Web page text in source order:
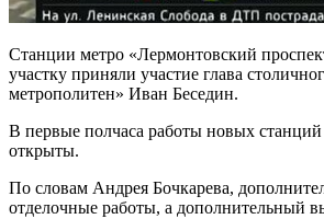
Станции метро «Лермонтовский
участку приняли участие глава
метрополитен» Иван Беседин.
В первые полчаса работы новых
открыты.
По словам Андрея Бочкарева,
отделочные работы, а дополнительный